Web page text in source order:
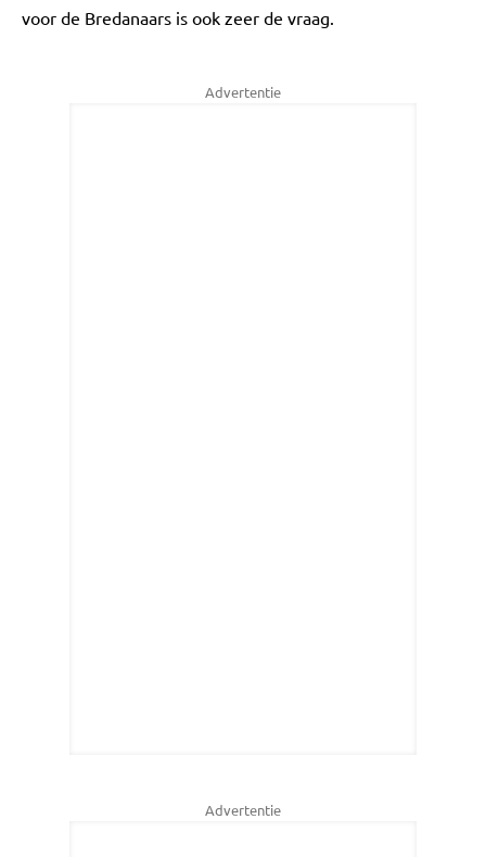
voor de Bredanaars is ook zeer de vraag.
Advertentie
Advertentie